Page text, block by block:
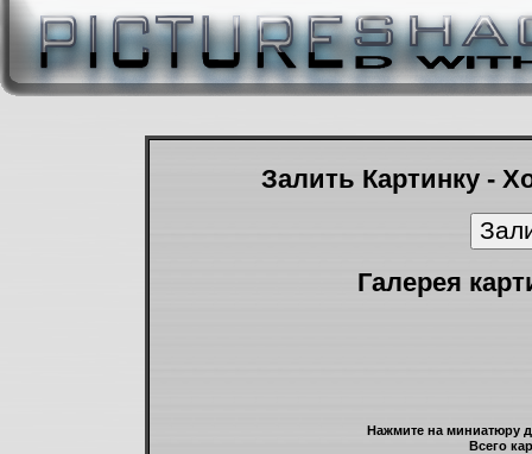
Залить Картинку -
Галерея
Нажмите на миниатюру
Всего